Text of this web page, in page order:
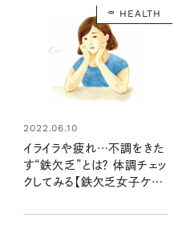
HEALTH
2022.06.10
イライラや疲れ…不調をきた
す“鉄欠乏”とは？ 体調チェッ
クしてみる【鉄欠乏女子ケア